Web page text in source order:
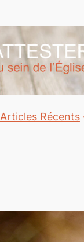
Articles Récents